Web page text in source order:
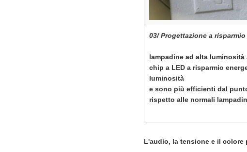
03/ Progettazione a
lampadine ad alta luminosità
chip a LED a risparmio
luminosità
e sono più efficienti dal
rispetto alle normali
L'audio, la tensione e il colore